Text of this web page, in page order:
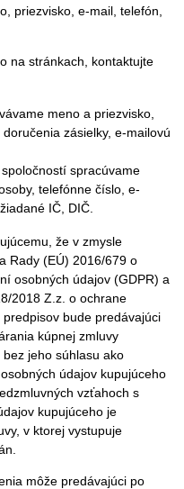
priezvisko, e-mail, telefón,
na stránkach, kontaktujte
meno a priezvisko,
zásielky, e-mailovú
spracúvame
telefónne číslo, e-
IČ, DIČ.
že v zmysle
Rady (EÚ) 2016/679 o
osobných údajov (GDPR) a
2018 Z.z. o ochrane
bude predávajúci
kúpnej zmluvy
jeho súhlasu ako
údajov kupujúceho
vzťahoch s
kupujúceho je
v ktorej vystupuje
môže predávajúci po